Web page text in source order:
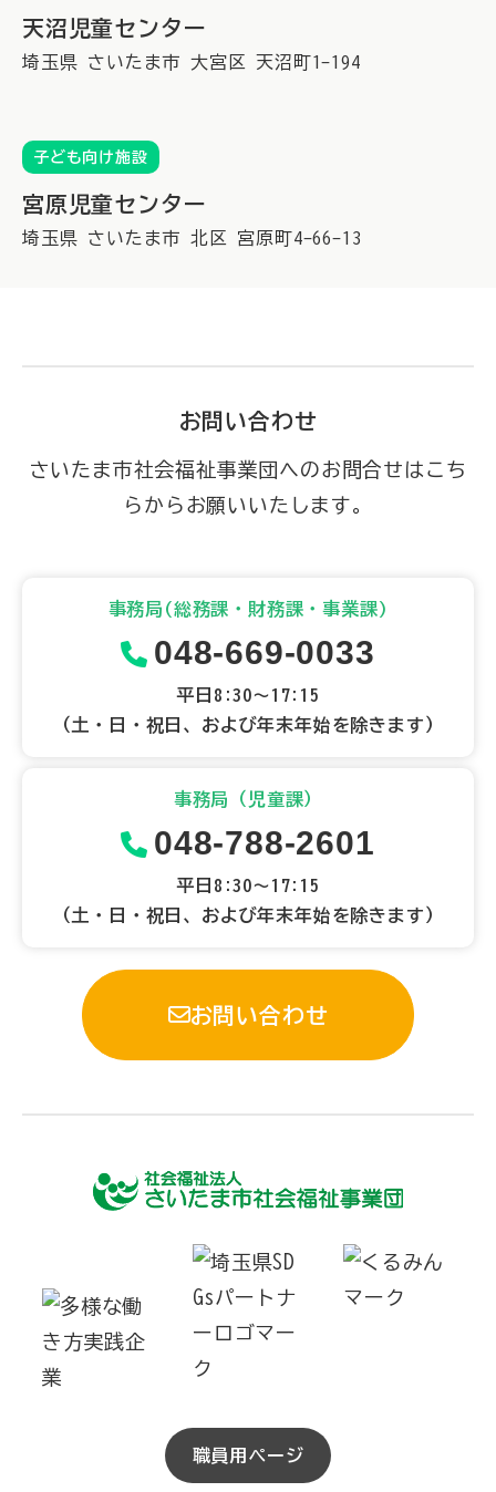
天沼児童センター
埼玉県 さいたま市 大宮区 天沼町1-194
子ども向け施設
宮原児童センター
埼玉県 さいたま市 北区 宮原町4-66-13
お問い合わせ
さいたま市社会福祉事業団へのお問合せはこち
らからお願いいたします。
事務局(総務課・財務課・事業課)
048-669-0033
平日8:30～17:15
（土・日・祝日、および年末年始を除きます）
事務局（児童課）
048-788-2601
平日8:30～17:15
（土・日・祝日、および年末年始を除きます）
お問い合わせ
職員用ページ